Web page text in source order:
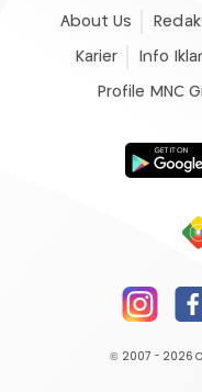
About Us
Karier Info
Profile MNC
© 2007 - 2026